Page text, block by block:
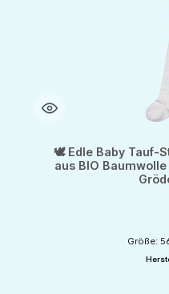
🕊️ Edle Baby Tauf-
aus BIO
Größe: